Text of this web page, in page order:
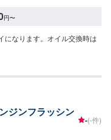
円〜
になります。オイル交換時は
ジンフラッシン
-(-件)